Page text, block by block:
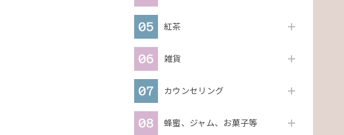
紅茶
雑貨
カウンセリング
蜂蜜、ジャム、お菓子等